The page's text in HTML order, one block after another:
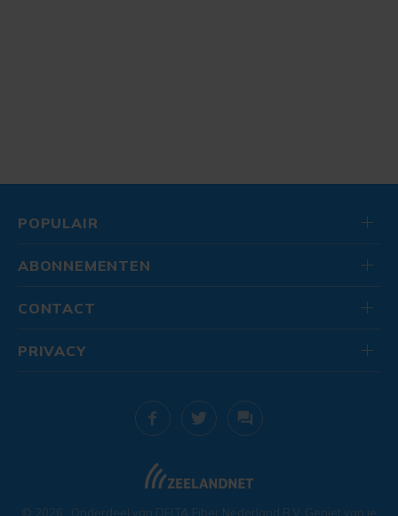
POPULAIR
ABONNEMENTEN
CONTACT
© 2026 . Onderdeel van DELTA Fiber Nederland B.V. Geniet van je
PRIVACY